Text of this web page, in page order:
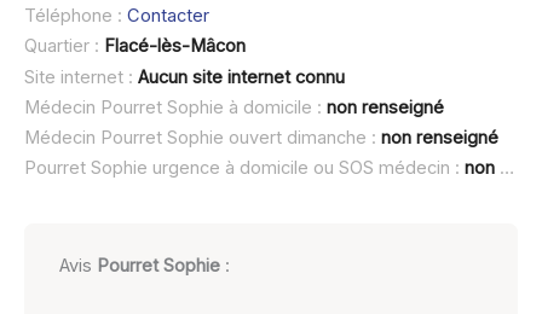
Téléphone : Contacter
Quartier : Flacé-lès-Mâcon
Site internet : Aucun site internet connu
Médecin Pourret Sophie à domicile : non renseigné
Médecin Pourret Sophie ouvert dimanche : non renseigné
Pourret Sophie urgence à domicile ou SOS médecin : non renseigné
Avis Pourret Sophie :